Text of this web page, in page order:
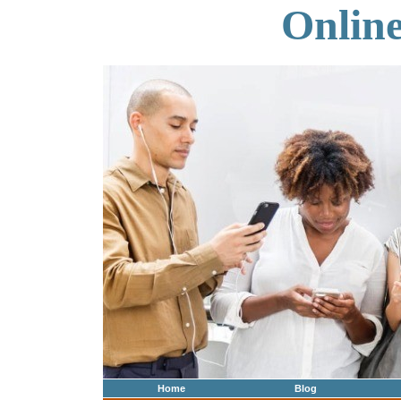
Home
Blog